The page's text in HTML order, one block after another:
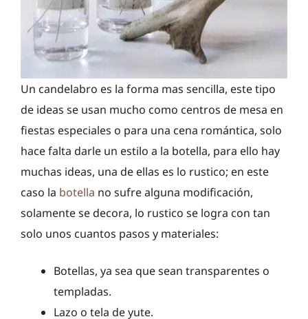
Un candelabro es la forma mas sencilla, este tipo
de ideas se usan mucho como centros de mesa en
fiestas especiales o para una cena romántica, solo
hace falta darle un estilo a la botella, para ello hay
muchas ideas, una de ellas es lo rustico; en este
caso la botella no sufre alguna modificación,
solamente se decora, lo rustico se logra con tan
solo unos cuantos pasos y materiales:
Botellas, ya sea que sean transparentes o
templadas.
Lazo o tela de yute.